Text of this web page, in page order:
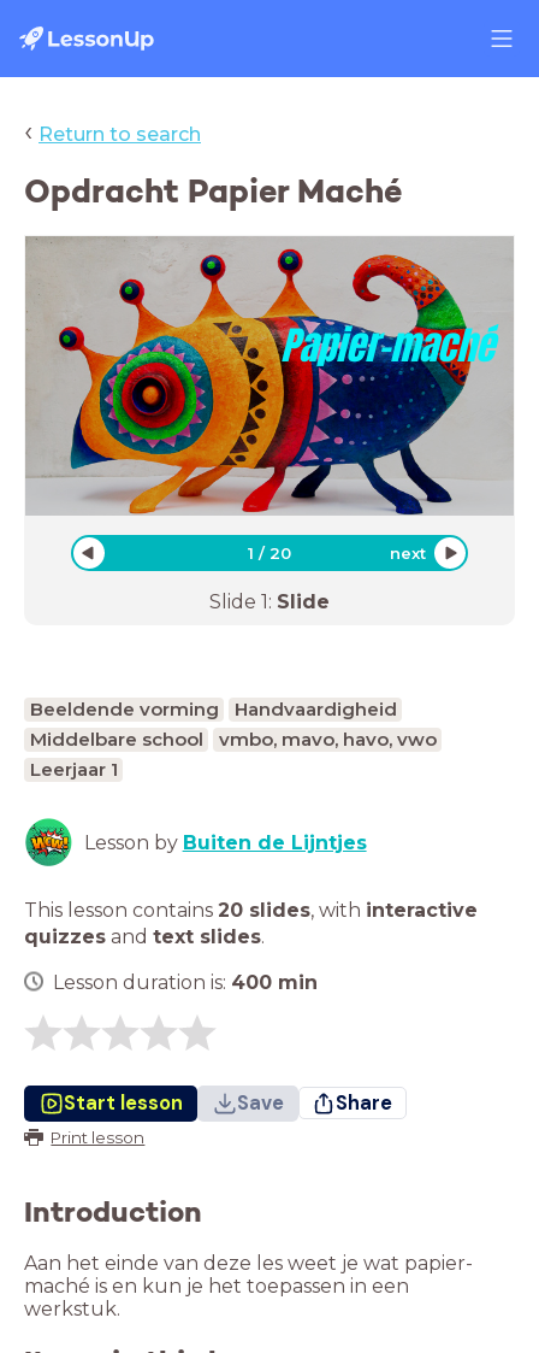
‹ Return to search
Opdracht Papier Maché
Papier-maché
1 /20 next
Slide 1: Slide
Beeldende vorming
Handvaardigheid
Middelbare school
vmbo, mavo, havo, vwo
Leerjaar 1
Lesson by Buiten de Lijntjes
This lesson contains 20 slides, with interactive
quizzes and text slides.
Lesson duration is: 400 min
Start lesson Save Share
Print lesson
Introduction
Aan het einde van deze les weet je wat papier-
maché is en kun je het toepassen in een
werkstuk.